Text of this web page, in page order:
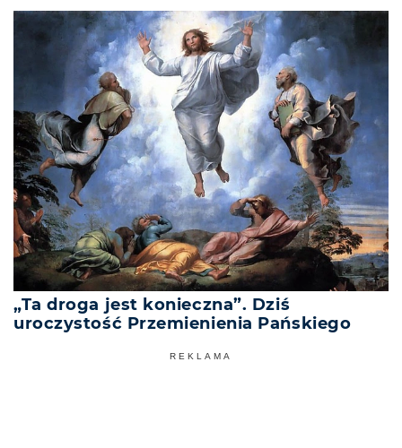
„Ta droga jest konieczna”. Dziś
uroczystość Przemienienia Pańskiego
REKLAMA